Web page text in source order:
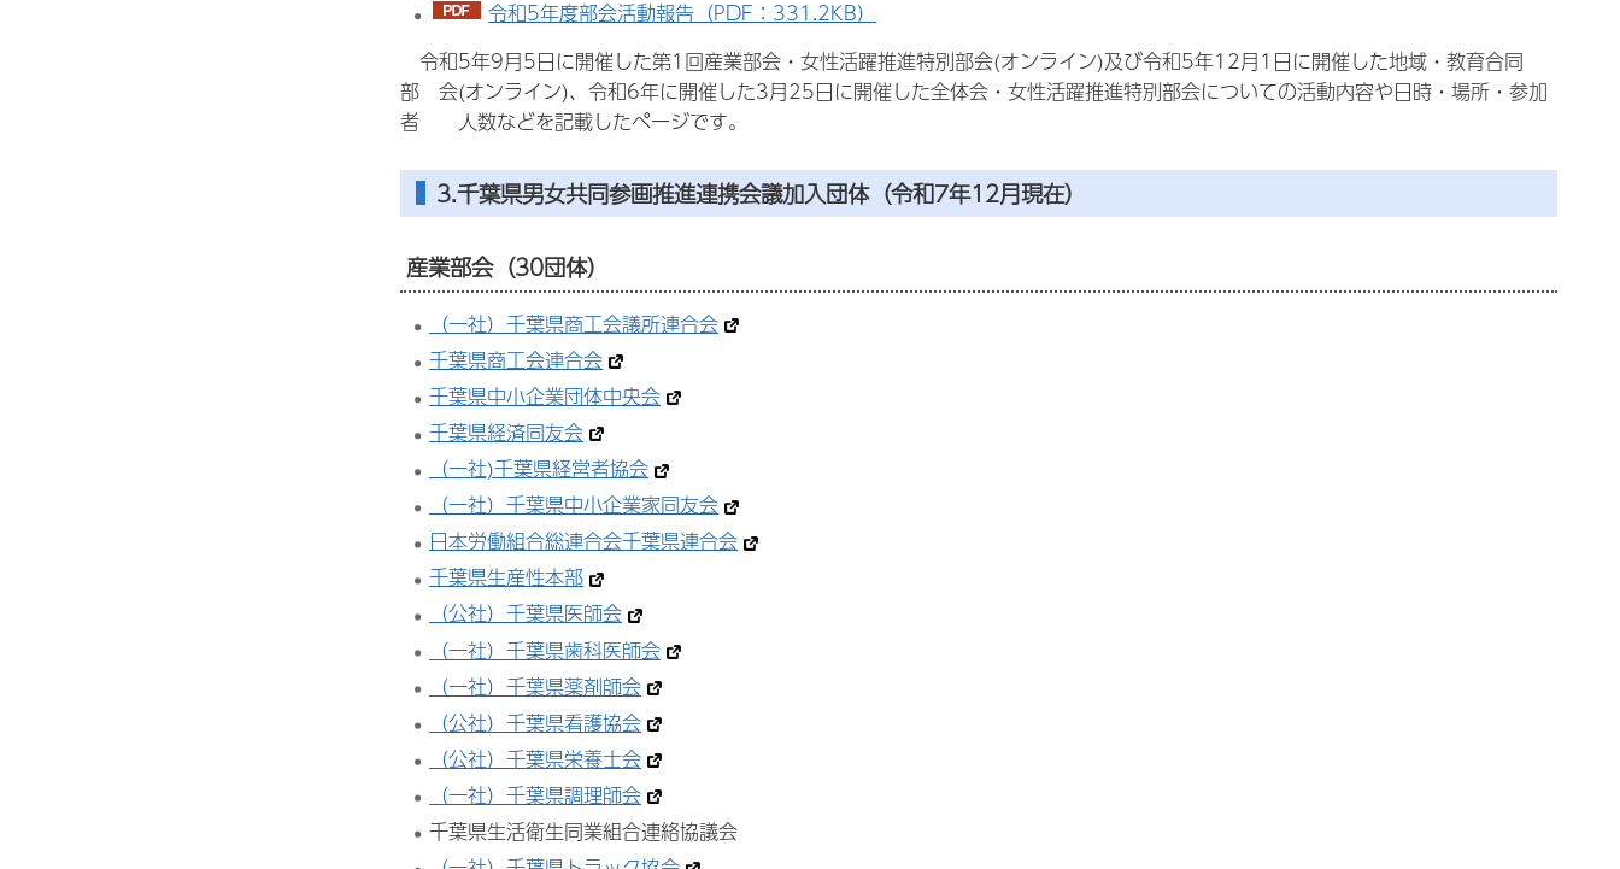
令和5年度部会活動報告（PDF：331.2KB）
令和5年9月5日に開催した第1回産業部会・女性活躍推進特別部会(オンライン)及び令和5年12月1日に開催した地域・ 教育合同
部
会(オンライン)、令和6年に開催した3月25日に開催した全体会・女性活躍推進特別部会についての活動内容や日時・場所・ 参加
者
人数などを記載したページです。
3.千葉県男女共同参画推進連携会議加入団体（令和7年12月現在）
産業部会（30団体）
（一社）千葉県商工会議所連合会
千葉県商工会連合会
千葉県中小企業団体中央会
千葉県経済同友会
（一社)千葉県経営者協会
（一社）千葉県中小企業家同友会
日本労働組合総連合会千葉県連合会
千葉県生産性本部
（公社）千葉県医師会
（一社）千葉県歯科医師会
（一社）千葉県薬剤師会
（公社）千葉県看護協会
（公社）千葉県栄養士会
（一社）千葉県調理師会
千葉県生活衛生同業組合連絡協議会